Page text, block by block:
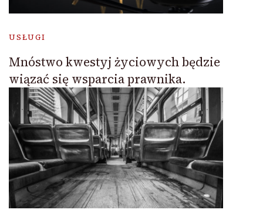
USŁUGI
Mnóstwo kwestyj życiowych będzie
wiązać się wsparcia prawnika.